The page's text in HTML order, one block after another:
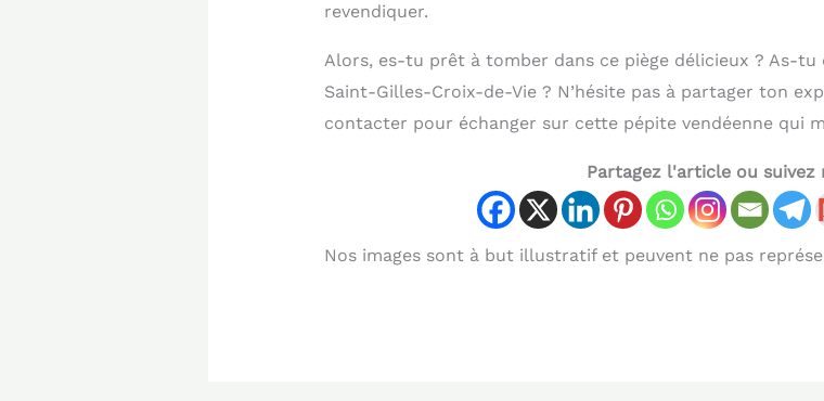
revendiquer.
Alors, es-tu prêt à tomber dans ce piège délicieux ? As-tu
Saint-Gilles-Croix-de-Vie ? N’hésite pas à partager ton
contacter pour échanger sur cette pépite vendéenne qui
Partagez l'article ou suivez
Nos images sont à but illustratif et peuvent ne pas